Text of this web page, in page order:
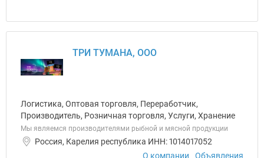
ТРИ ТУМАНА, ООО
Логистика, Оптовая торговля, Переработчик,
Производитель, Розничная торговля, Услуги, Хранение
Мы являемся производителями рыбной и мясной продукции
Россия, Карелия республика ИНН: 1014017052
О компании
Объявления